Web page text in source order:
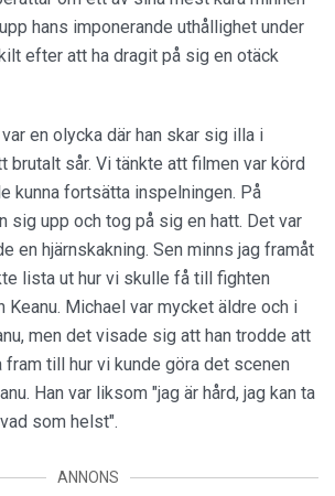
hans imponerande uthållighet under
efter att ha dragit på sig en otäck
en olycka där han skar sig illa i
brutalt sår. Vi tänkte att filmen var körd
kunna fortsätta inspelningen. På
sig upp och tog på sig en hatt. Det var
en hjärnskakning. Sen minns jag framåt
lista ut hur vi skulle få till fighten
Keanu. Michael var mycket äldre och i
men det visade sig att han trodde att
till hur vi kunde göra det scenen
Han var liksom "jag är hård, jag kan ta
som helst".
ANNONS